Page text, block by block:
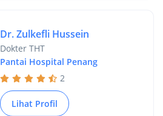
Dr. Zulkefli Hussein
Dokter THT
Pantai Hospital Penang
2
Lihat Profil